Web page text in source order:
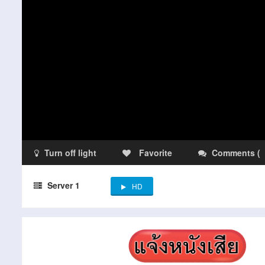
Turn off light Favorite Comments (
Server 1 HD